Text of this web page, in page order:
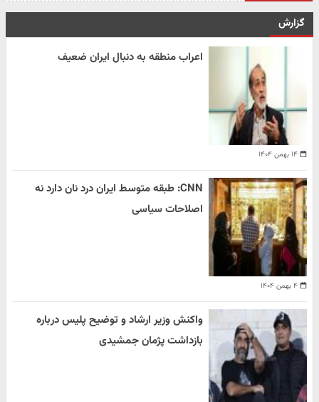
گزارش
۱۴ بهمن ۱۴۰۴
اعراب منطقه به دنبال ایران ضعیف
۴ بهمن ۱۴۰۴
CNN: طبقه متوسط ایران درد نان دارد نه
اصلاحات سیاسی
واکنش وزیر ارشاد و توضیح پلیس درباره
بازداشت پژمان جمشیدی